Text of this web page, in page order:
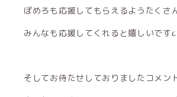
ぽめろも応援してもらえるようたくさ
みんなも応援してくれると嬉しいです
そしてお待たせしておりましたコメン